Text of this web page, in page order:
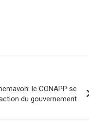
le CONAPP se
du gouvernement